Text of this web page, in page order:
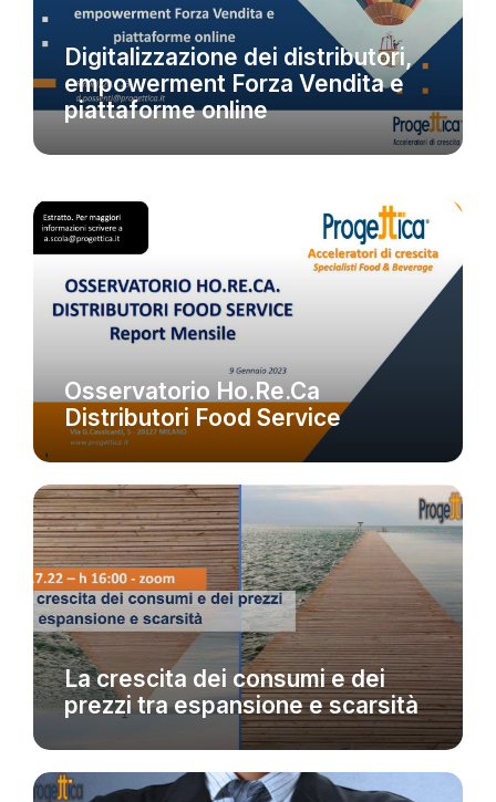
EVENTI
Digitalizzazione dei distributori,
empowerment Forza Vendita e
piattaforme online
NEWS
Distributori Beverage
Osservatorio Ho.Re.Ca
Distributori Food Service
EVENTI
La crescita dei consumi e dei
prezzi tra espansione e scarsità